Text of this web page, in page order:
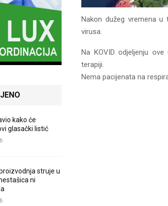
Nakon dužeg vremena
virusa.
Na KOVID odjeljenju
terapiji.
Nema pacijenata na
kako će
glasački listić
struje u
ni